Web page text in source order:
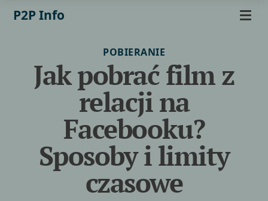
P2P Info
POBIERANIE
Jak pobrać film z
relacji na
Facebooku?
Sposoby i limity
czasowe